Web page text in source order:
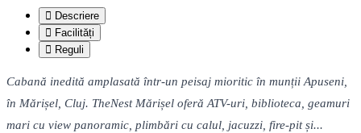
Descriere
Facilități
Reguli
Cabană inedită amplasată într-un peisaj mioritic în munții Apuseni,
în Mărișel, Cluj. TheNest Mărișel oferă ATV-uri, biblioteca, geamuri
mari cu view panoramic, plimbări cu calul, jacuzzi, fire-pit și...